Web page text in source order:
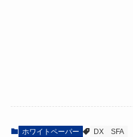
ホワイトペーパー DX SFA